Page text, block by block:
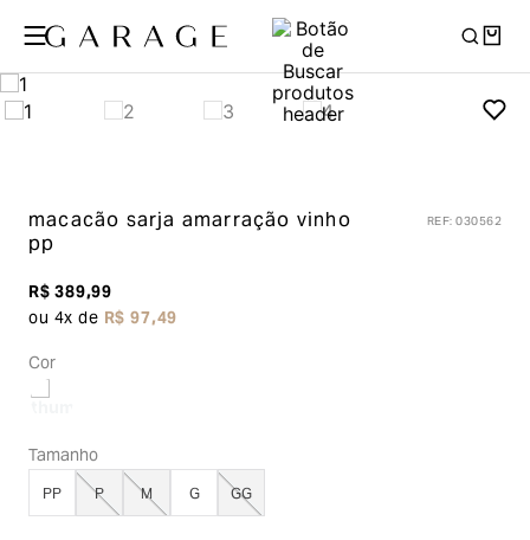
macacão sarja amarração vinho
pp
REF:030562
R$389,99
ou 4x de R$97,49
Cor
Tamanho
PP P M G GG